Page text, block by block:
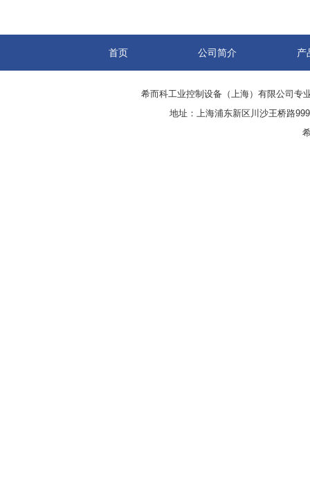
首页 公司简介 产
希而科工业控制设备（上海）有限公司专
地址：上海浦东新区川沙王桥路